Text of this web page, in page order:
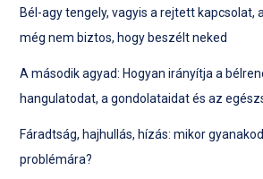
Bél-agy tengely, vagyis a rejtett kapcsolat,
még nem biztos, hogy beszélt neked
A második agyad: Hogyan irányítja a
hangulatodat, a gondolataidat és az
Fáradtság, hajhullás, hízás: mikor
problémára?